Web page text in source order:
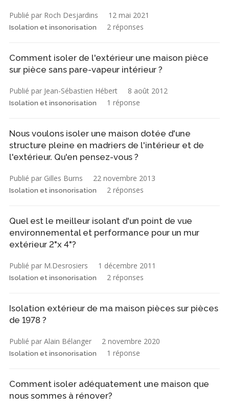
Publié par Roch Desjardins 12 mai 2021
Isolation et insonorisation 2 réponses
Comment isoler de l'extérieur une maison pièce
sur pièce sans pare-vapeur intérieur ?
Publié par Jean-Sébastien Hébert 8 août 2012
Isolation et insonorisation 1 réponse
Nous voulons isoler une maison dotée d'une
structure pleine en madriers de l'intérieur et de
l'extérieur. Qu'en pensez-vous ?
Publié par Gilles Burns 22 novembre 2013
Isolation et insonorisation 2 réponses
Quel est le meilleur isolant d'un point de vue
environnemental et performance pour un mur
extérieur 2"x 4"?
Publié par M.Desrosiers 1 décembre 2011
Isolation et insonorisation 2 réponses
Isolation extérieur de ma maison pièces sur pièces
de 1978 ?
Publié par Alain Bélanger 2 novembre 2020
Isolation et insonorisation 1 réponse
Comment isoler adéquatement une maison que
nous sommes à rénover?